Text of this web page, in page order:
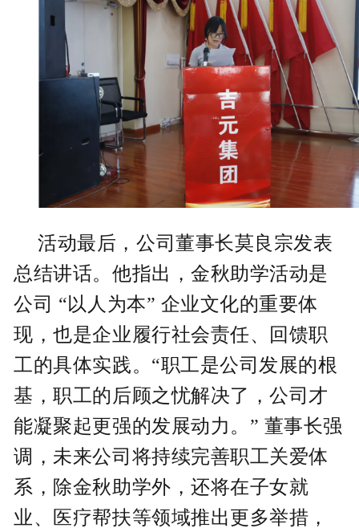
活动最后，公司董事长莫良宗发表
总结讲话。他指出，金秋助学活动是
公司 “以人为本” 企业文化的重要体
现，也是企业履行社会责任、回馈职
工的具体实践。“职工是公司发展的根
基，职工的后顾之忧解决了，公司才
能凝聚起更强的发展动力。” 董事长强
调，未来公司将持续完善职工关爱体
系，除金秋助学外，还将在子女就
业、医疗帮扶等领域推出更多举措，